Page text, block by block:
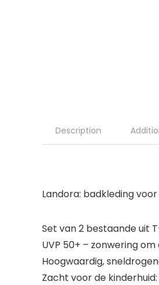
Description
Landora: badkleding
Set van 2 bestaande uit
UVP 50+ – zonwering
Hoogwaardig,
Zacht voor de